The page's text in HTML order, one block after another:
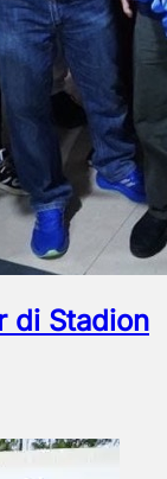
di Stadion